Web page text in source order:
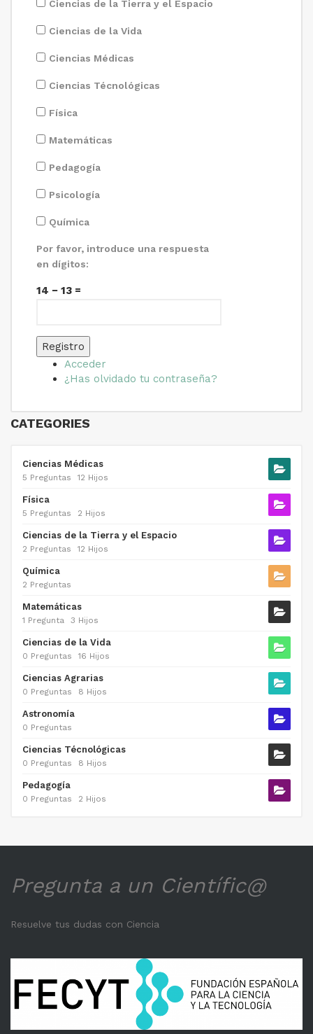
Ciencias de la Tierra y el Espacio
Ciencias de la Vida
Ciencias Médicas
Ciencias Técnológicas
Física
Matemáticas
Pedagogía
Psicología
Química
Por favor, introduce una respuesta
en dígitos:
14 − 13 =
Registro
Acceder
¿Has olvidado tu contraseña?
CATEGORIES
Ciencias Médicas
5 Preguntas 12 Hijos
Física
5 Preguntas 2 Hijos
Ciencias de la Tierra y el Espacio
2 Preguntas 12 Hijos
Química
2 Preguntas
Matemáticas
1 Pregunta 3 Hijos
Ciencias de la Vida
0 Preguntas 16 Hijos
Ciencias Agrarias
0 Preguntas 8 Hijos
Astronomía
0 Preguntas
Ciencias Técnológicas
0 Preguntas 8 Hijos
Pedagogía
0 Preguntas 2 Hijos
Pregunta a un Científic@
Resuelve tus dudas con Ciencia